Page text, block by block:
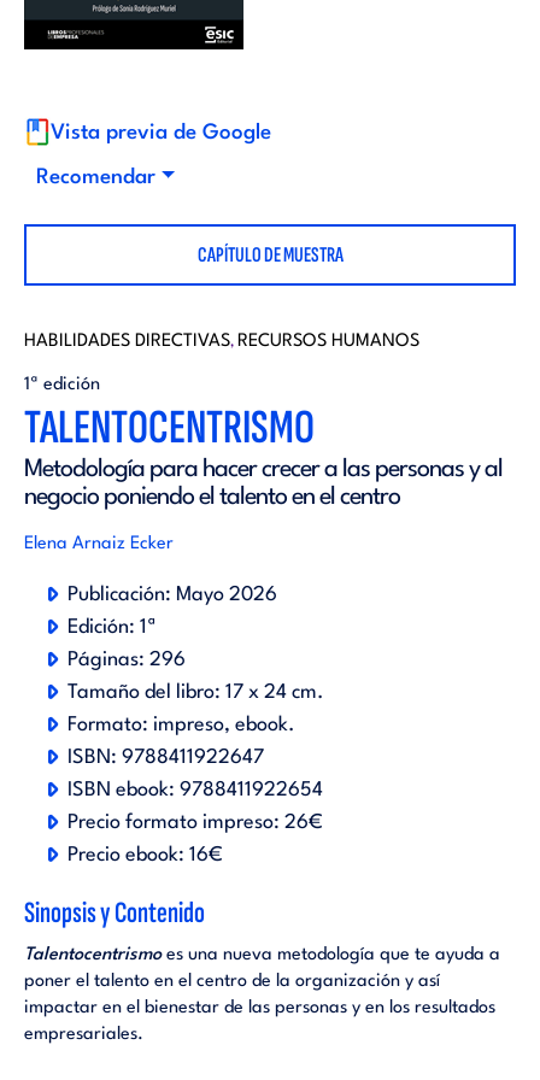
d
r
i
a
l
o
r
a
Vista previa de Google
Recomendar
CAPÍTULO DE MUESTRA
HABILIDADES DIRECTIVAS, RECURSOS HUMANOS
1ª edición
TALENTOCENTRISMO
Metodología para hacer crecer a las personas y al
negocio poniendo el talento en el centro
Elena Arnaiz Ecker
Publicación: Mayo 2026
Edición: 1ª
Páginas: 296
Tamaño del libro: 17 x 24 cm.
Formato: impreso ebook.
ISBN: 9788411922647
ISBN ebook: 9788411922654
Precio formato impreso: 26€
Precio ebook: 16€
Sinopsis y Contenido
Talentocentrismo es una nueva metodología que te ayuda a
poner el talento en el centro de la organización y así
impactar en el bienestar de las personas y en los resultados
empresariales.